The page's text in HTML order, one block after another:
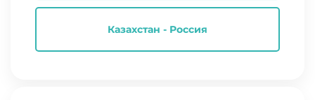
Казахстан - Россия